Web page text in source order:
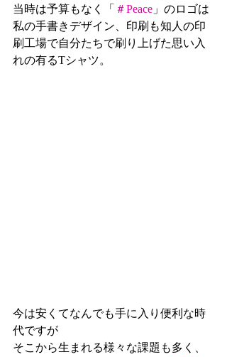
当時は予算もなく「 ＃Peace 」のロゴは
私の手書きデザイン、印刷も知人の印
刷工場で自分たちで刷り上げた思い入
れの有るTシャツ。
今は安くてなんでも手に入り便利な時
代ですが
そこから生まれる様々な課題も多く、